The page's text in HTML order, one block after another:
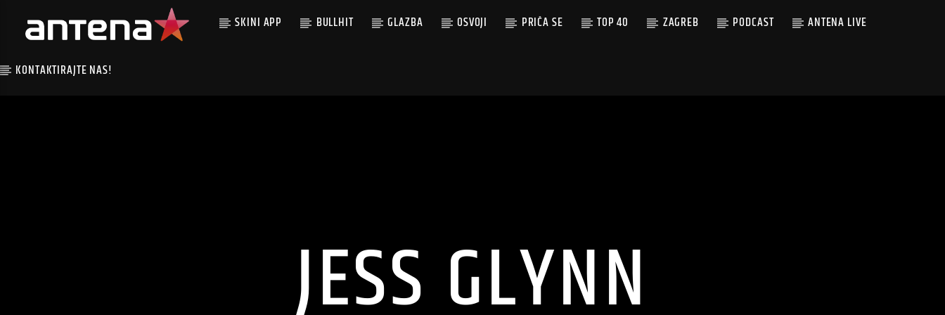
SKINI APP BULLHIT GLAZBA OSVOJI PRIČA SE TOP 40 ZAGREB PODCAST ANTENA LIVE
KONTAKTIRAJTE NAS!
JESS GLYNN